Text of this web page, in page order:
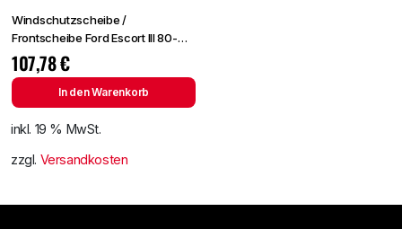
Windschutzscheibe /
Frontscheibe Ford Escort III 80-
+SPF
107,78€
In den Warenkorb
inkl. 19 % MwSt.
zzgl. Versandkosten